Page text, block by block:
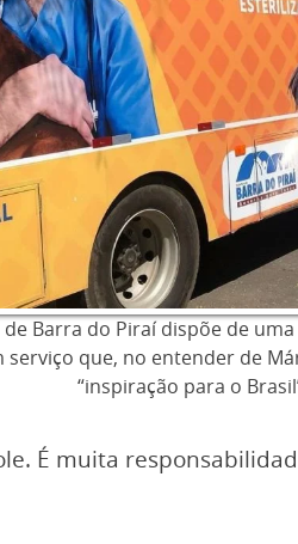
Barra do Piraí dispõe de
serviço que, no entender de
“inspiração para o
É muita